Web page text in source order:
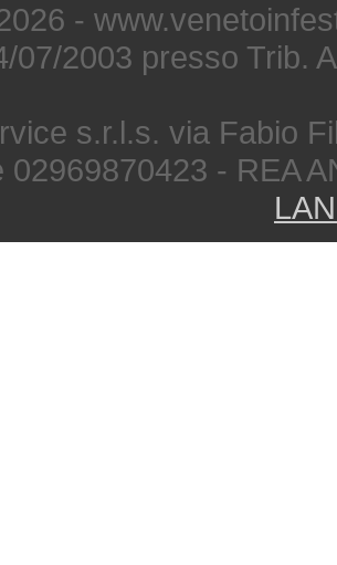
-
07/2003 presso Trib.
s.r.l.s. via Fabio
02969870423 - REA